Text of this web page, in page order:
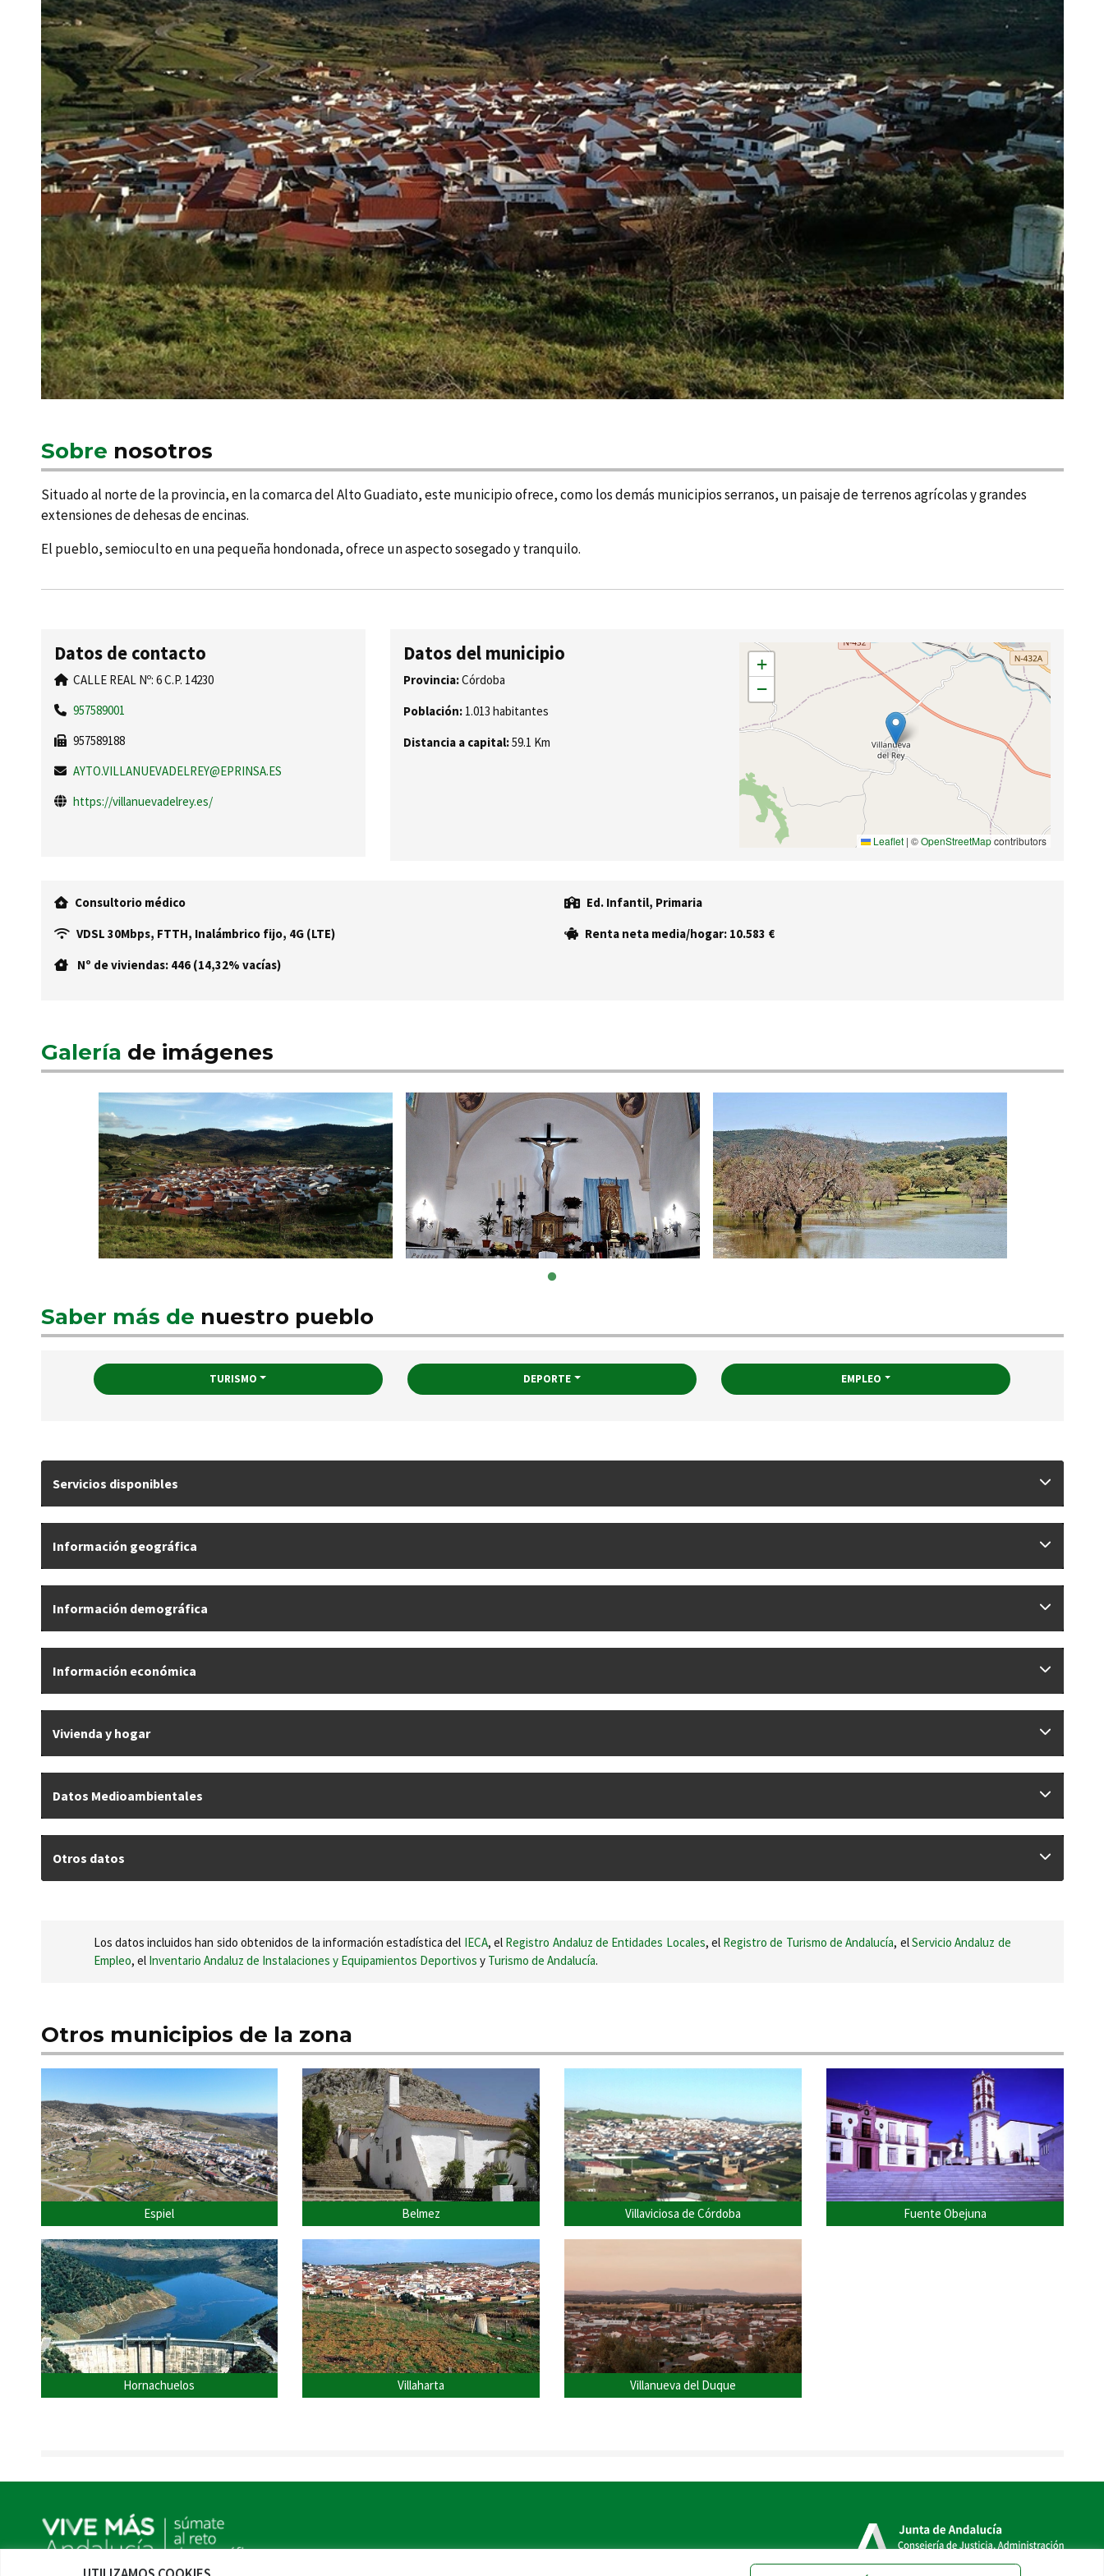
Sobre nosotros
Situado al norte de la provincia, en la comarca del Alto Guadiato, este municipio ofrece, como los demás municipios serranos, un paisaje de terrenos agrí­colas y grandes
extensiones de dehesas de encinas.
El pueblo, semioculto en una pequeña hondonada, ofrece un aspecto sosegado y tranquilo.
Datos de contacto
CALLE REAL Nº: 6 C.P. 14230
957589001
957589188
AYTO.VILLANUEVADELREY@EPRINSA.ES
https://villanuevadelrey.es/
Datos del municipio
Provincia:Córdoba
Población:1.013 habitantes
Distancia a capital:59.1 Km
+
−
Leaflet | ©OpenStreetMapcontributors
Consultorio médico
Ed. Infantil, Primaria
VDSL 30Mbps, FTTH, Inalámbrico fijo, 4G (LTE)
Renta neta media/hogar: 10.583 €
Nº de viviendas: 446 (14,32% vacías)
Galería de imágenes
Saber más de nuestro pueblo
TURISMO DEPORTE EMPLEO
Servicios disponibles
Información geográfica
Información demográfica
Información económica
Vivienda y hogar
Datos Medioambientales
Otros datos
Los datos incluidos han sido obtenidos de la información estadística del IECA, el Registro Andaluz de Entidades Locales, el Registro de Turismo de Andalucía, elServicio Andaluz de
Empleo, el Inventario Andaluz de Instalaciones y Equipamientos Deportivos y Turismo de Andalucía.
Otros municipios de la zona
Espiel Belmez Villaviciosa de Córdoba Fuente Obejuna
Hornachuelos Villaharta Villanueva del Duque